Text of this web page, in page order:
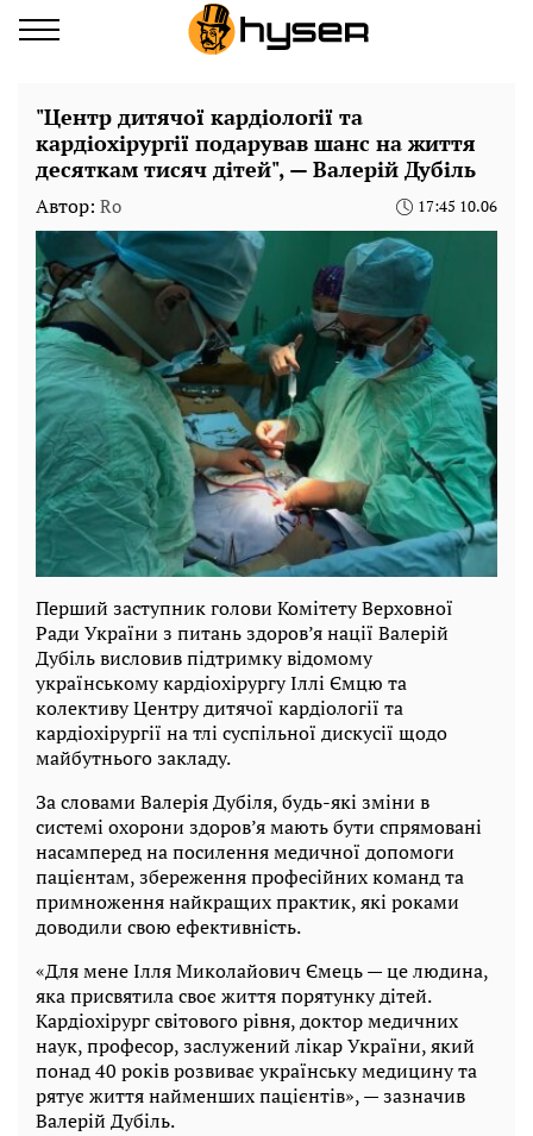
"Центр дитячої кардіології та
кардіохірургії подарував шанс на життя
десяткам тисяч дітей", — Валерій Дубіль
Автор: Ro 17:45 10.06
Перший заступник голови Комітету Верховної
Ради України з питань здоров’я нації Валерій
Дубіль висловив підтримку відомому
українському кардіохірургу Іллі Ємцю та
колективу Центру дитячої кардіології та
кардіохірургії на тлі суспільної дискусії щодо
майбутнього закладу.
За словами Валерія Дубіля, будь-які зміни в
системі охорони здоров’я мають бути спрямовані
насамперед на посилення медичної допомоги
пацієнтам, збереження професійних команд та
примноження найкращих практик, які роками
доводили свою ефективність.
«Для мене Ілля Миколайович Ємець — це людина,
яка присвятила своє життя порятунку дітей.
Кардіохірург світового рівня, доктор медичних
наук, професор, заслужений лікар України, який
понад 40 років розвиває українську медицину та
рятує життя найменших пацієнтів», — зазначив
Валерій Дубіль.